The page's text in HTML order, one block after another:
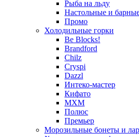
Рыба на льду
Настольные и
Промо
Холодильные горки
Be Blocks!
Brandford
Chilz
Cryspi
Dazzl
Интеко-мастер
Кифато
МХМ
Полюс
Премьер
Морозильные бонеты и